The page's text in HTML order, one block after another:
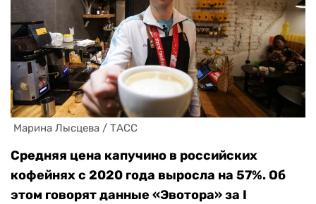
Марина Лысцева / ТАСС
Средняя цена капучино в российских
кофейнях с 2020 года выросла на 57%. Об
этом говорят данные «Эвотора» за I